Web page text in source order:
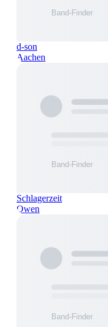
d-son
Aachen
Schlagerzeit
Owen